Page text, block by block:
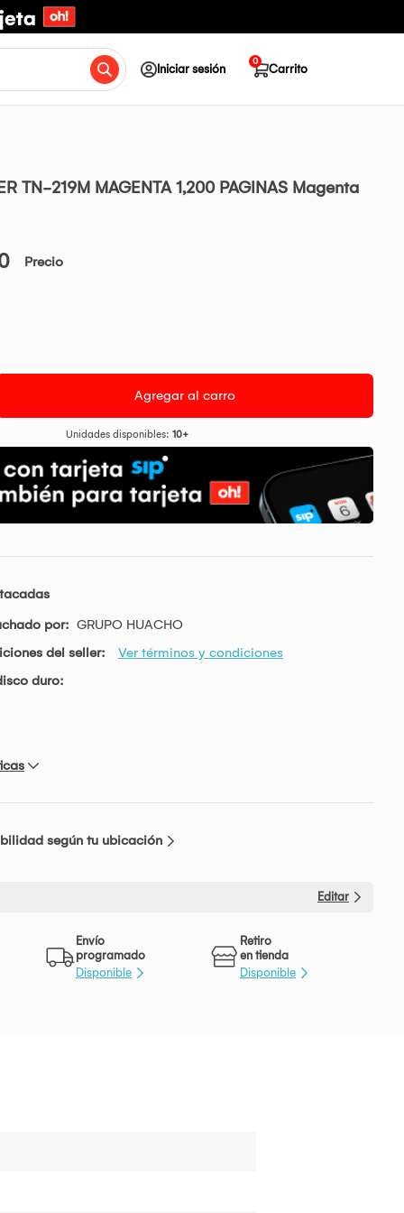
Iniciar sesión Carrito
0
TN-219M MAGENTA 1,200 PAGINAS Magenta
Precio
Agregar al carro
Unidades disponibles: 10+
por: GRUPO HUACHO
del seller:
Ver términos y condiciones
duro:
según tu ubicación
Editar
Envío
programado
Disponible
Retiro
en tienda
Disponible